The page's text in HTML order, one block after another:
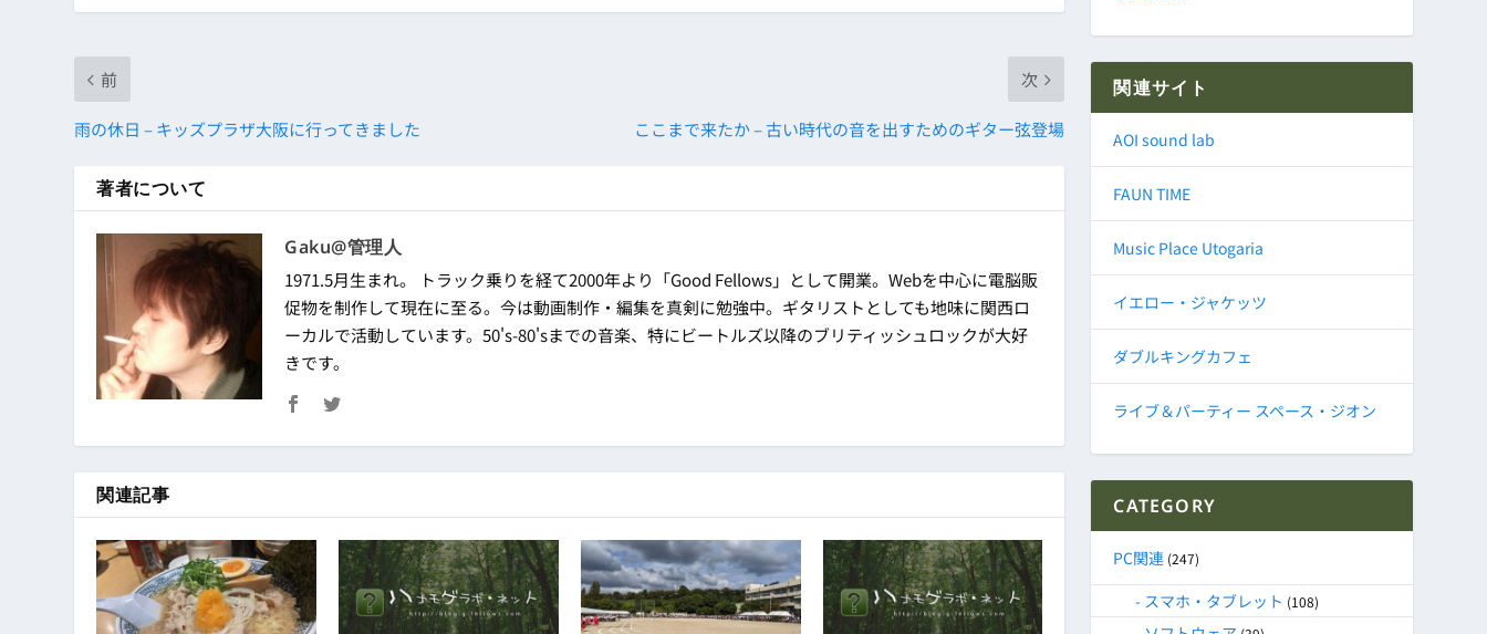
前
雨の休日 – キッズプラザ大阪に行ってきました
次
ここまで来たか – 古い時代の音を出すためのギター弦登場
著者について
Gaku@管理人
1971.5月生まれ。 トラック乗りを経て2000年より「Good Fellows」として開業。Webを中心に電脳販
促物を制作して現在に至る。今は動画制作・編集を真剣に勉強中。ギタリストとしても地味に関西ロ
ーカルで活動しています。50's-80'sまでの音楽、特にビートルズ以降のブリティッシュロックが大好
きです。
関連記事
関連サイト
AOI sound lab
FAUN TIME
Music Place Utogaria
イエロー・ジャケッツ
ダブルキングカフェ
ライブ＆パーティー スペース・ジオン
CATEGORY
PC関連 (247)
スマホ・タブレット (108)